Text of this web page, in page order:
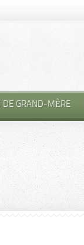
DE GRAND-MÈRE